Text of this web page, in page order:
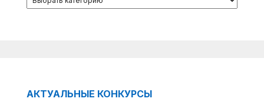
АКТУАЛЬНЫЕ КОНКУРСЫ